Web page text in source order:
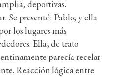
deportivas.
Se presentó: Pablo; y ella
los lugares más
Ella, de trato
parecía recelar
Reacción lógica entre